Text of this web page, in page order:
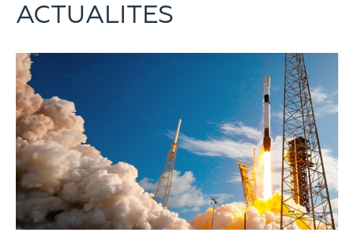
ACTUALITES
Teaser
Media